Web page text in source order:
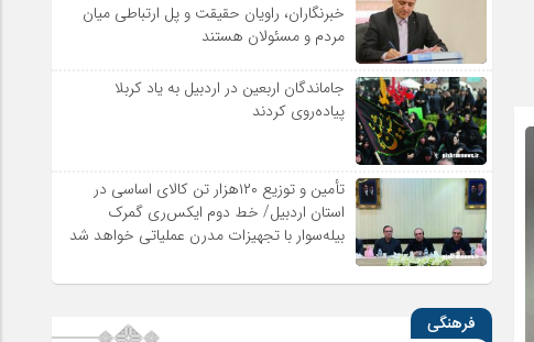
خبرنگاران، راویان حقیقت و پل ارتباطی میان
مردم و مسئولان هستند
جاماندگان اربعین در اردبیل به یاد کربلا
پیاده‌روی کردند
تأمین و توزیع ۱۲۰هزار تن کالای اساسی در
استان اردبیل/ خط دوم ایکس‌ری گمرک
بیله‌سوار با تجهیزات مدرن عملیاتی خواهد شد
فرهنگی